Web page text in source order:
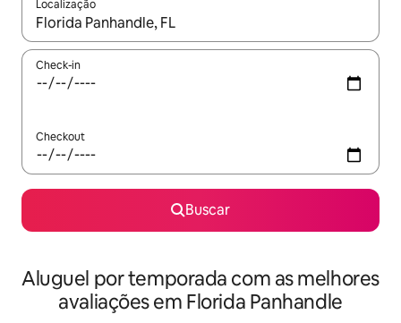
Localização
Quando os resultados estiverem disponíveis, explore-os
Check-in
Checkout
Buscar
Aluguel por temporada com as melhores
avaliações em Florida Panhandle